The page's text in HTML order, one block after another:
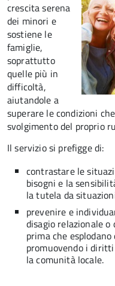
crescita serena
dei minori e
sostiene le
famiglie,
soprattutto
quelle più in
difficoltà,
aiutandole a
superare le condizioni
svolgimento del proprio
Il servizio si prefigge di:
contrastare le
bisogni e la
la tutela da
prevenire e
disagio relazionale o
prima che
promuovendo i
la comunità locale.